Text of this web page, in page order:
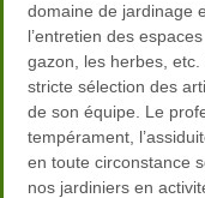
domaine de jardinage
l’entretien des
gazon, les herbes,
stricte sélection des
de son équipe. Le
tempérament,
en toute circonstance
nos jardiniers en